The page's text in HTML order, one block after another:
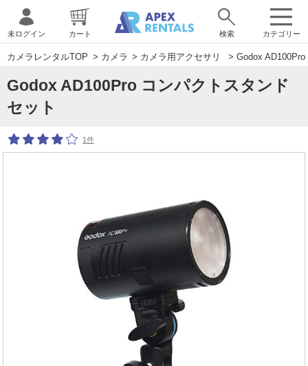
カテゴリー
未ログイン カート 検索
カメラレンタルTOP > カメラ > カメラ用アクセサリ > Godox
Godox AD100Pro コンパクトスタンド
セット
1件